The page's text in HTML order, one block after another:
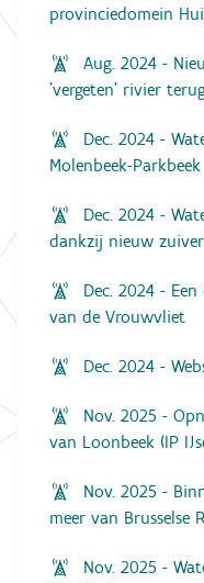
provinciedomein
Aug. 2024 -
'vergeten' rivier
Dec. 2024 -
Molenbeek-Parkbeek
Dec. 2024 -
dankzij nieuw
Dec. 2024 -
van de Vrouwvliet
Dec. 2024 -
Nov. 2025 -
van Loonbeek (IP
Nov. 2025 -
meer van Brusselse
Nov. 2025 -